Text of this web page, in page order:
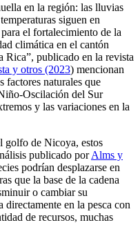
en la región: las lluvias
siguen en
el fortalecimiento de la
climática en el cantón
Rica”, publicado en la revista
y otros (2023) mencionan
factores naturales que
Oscilación del Sur
y las variaciones en la
golfo de Nicoya, estos
publicado porAlms y
podrían desplazarse en
que la base de la cadena
o cambiar su
en la pesca con
de recursos, muchas